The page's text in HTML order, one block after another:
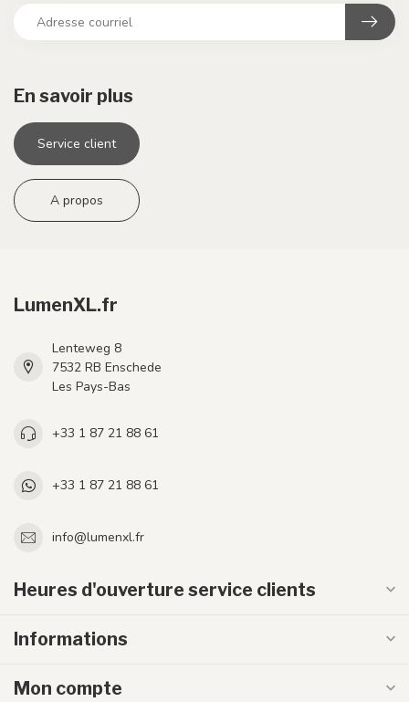
En savoir plus
Service client
A propos
LumenXL.fr
Lenteweg 8
7532 RB Enschede
Les Pays-Bas
+33 1 87 21 88 61
+33 1 87 21 88 61
info@lumenxl.fr
Heures d'ouverture service clients
Informations
Mon compte